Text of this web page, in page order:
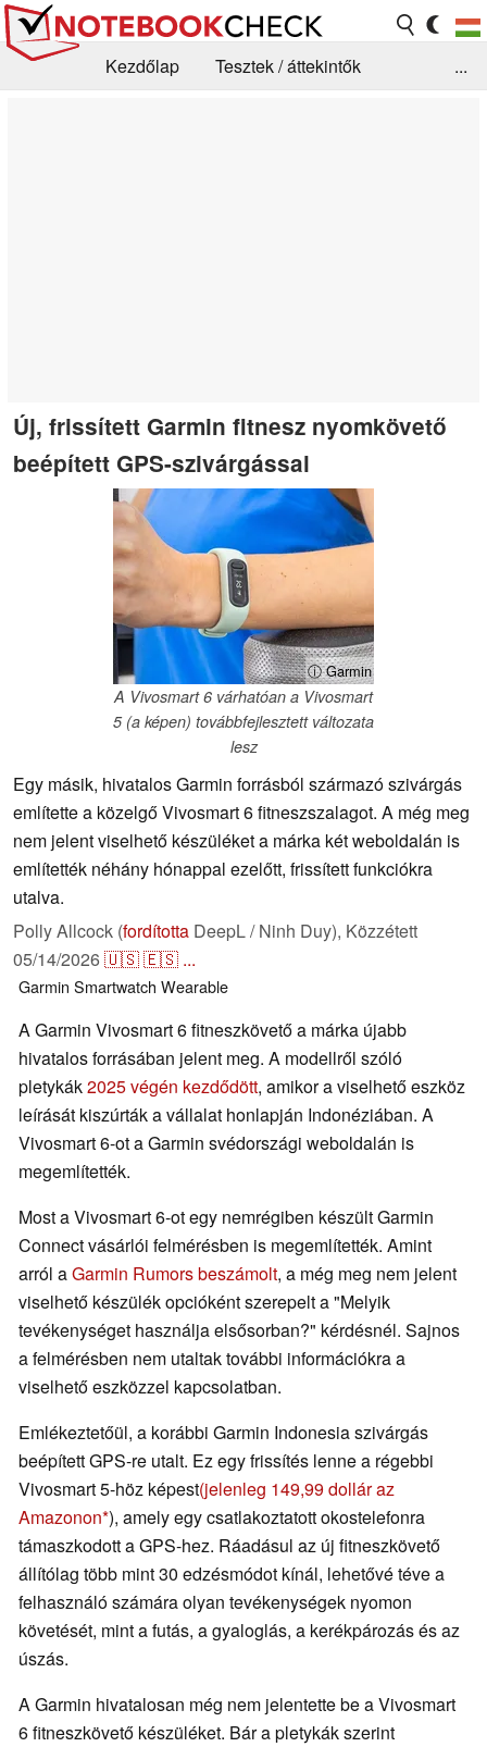
Kezdőlap
Tesztek / áttekintők
...
Új, frissített Garmin fitnesz nyomkövető
beépített GPS-szivárgással
ⓘ Garmin
A Vivosmart 6 várhatóan a Vivosmart
5 (a képen) továbbfejlesztett változata
lesz
Egy másik, hivatalos Garmin forrásból származó szivárgás
említette a közelgő Vivosmart 6 fitneszszalagot. A még meg
nem jelent viselhető készüléket a márka két weboldalán is
említették néhány hónappal ezelőtt, frissített funkciókra
utalva.
Polly Allcock (fordította DeepL / Ninh Duy), Közzétett
05/14/2026🇺🇸🇪🇸 ...
Garmin Smartwatch Wearable
A Garmin Vivosmart 6 fitneszkövető a márka újabb
hivatalos forrásában jelent meg. A modellről szóló
pletykák2025 végén kezdődött, amikor a viselhető eszköz
leírását kiszúrták a vállalat honlapján Indonéziában. A
Vivosmart 6-ot a Garmin svédországi weboldalán is
megemlítették.
Most a Vivosmart 6-ot egy nemrégiben készült Garmin
Connect vásárlói felmérésben is megemlítették. Amint
arról aGarmin Rumors beszámolt, a még meg nem jelent
viselhető készülék opcióként szerepelt a "Melyik
tevékenységet használja elsősorban?" kérdésnél. Sajnos
a felmérésben nem utaltak további információkra a
viselhető eszközzel kapcsolatban.
Emlékeztetőül, a korábbi Garmin Indonesia szivárgás
beépített GPS-re utalt. Ez egy frissítés lenne a régebbi
Vivosmart 5-höz képest(jelenleg 149,99 dollár az
Amazonon ), amely egy csatlakoztatott okostelefonra
támaszkodott a GPS-hez. Ráadásul az új fitneszkövető
állítólag több mint 30 edzésmódot kínál, lehetővé téve a
felhasználó számára olyan tevékenységek nyomon
követését, mint a futás, a gyaloglás, a kerékpározás és az
úszás.
A Garmin hivatalosan még nem jelentette be a Vivosmart
6 fitneszkövető készüléket. Bár a pletykák szerint